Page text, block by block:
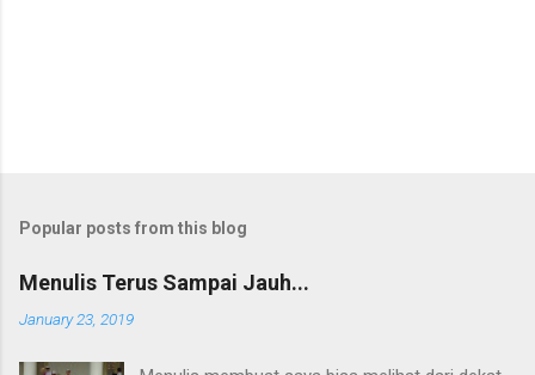
Popular posts from this blog
Menulis Terus Sampai Jauh...
January 23, 2019